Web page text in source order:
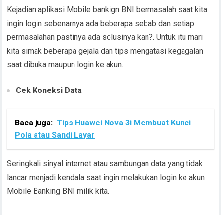
Kejadian aplikasi Mobile bankign BNI bermasalah saat kita
ingin login sebenarnya ada beberapa sebab dan setiap
permasalahan pastinya ada solusinya kan?. Untuk itu mari
kita simak beberapa gejala dan tips mengatasi kegagalan
saat dibuka maupun login ke akun.
Cek Koneksi Data
Baca juga: Tips Huawei Nova 3i Membuat Kunci
Pola atau Sandi Layar
Seringkali sinyal internet atau sambungan data yang tidak
lancar menjadi kendala saat ingin melakukan login ke akun
Mobile Banking BNI milik kita.